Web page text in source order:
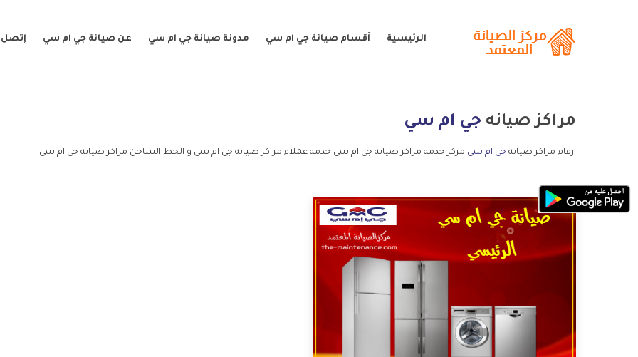
الرئيسية أقسام صيانة جي ام سي مدونة صيانة جي ام سي عن صيانة جي ام سي إتصل
مراكز صيانه جي ام سي
ارقام مراكز صيانه جي ام سي مركز خدمة مراكز صيانه جي ام سي خدمة عملاء مراكز صيانه جي ام سي و الخط الساخن مراكز صيانه جي ام سي.